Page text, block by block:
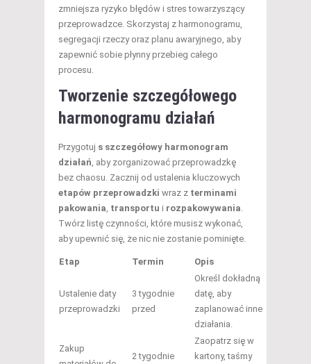
zmniejsza ryzyko błędów i stres towarzyszący
przeprowadzce. Skorzystaj z harmonogramu,
segregacji rzeczy oraz planu awaryjnego, aby
zapewnić sobie płynny przebieg całego
procesu.
Tworzenie szczegółowego
harmonogramu działań
Przygotuj s szczegółowy harmonogram
działań, aby zorganizować przeprowadzkę
bez chaosu. Zacznij od ustalenia kluczowych
etapów przeprowadzki wraz z terminami
pakowania, transportu i rozpakowywania.
Twórz listę czynności, które musisz wykonać,
aby upewnić się, że nic nie zostanie pominięte.
Etap Termin Opis
Ustalenie daty
przeprowadzki
3 tygodnie
przed
Określ dokładną
datę, aby
zaplanować inne
działania.
Zakup
2 tygodnie
Zaopatrz się w
kartony, taśmy